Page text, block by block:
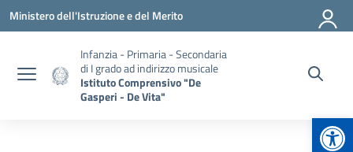
Vai ai contenuti
Vai al menu di navigazione
Vai al footer
Ministero dell'Istruzione e del Merito
Infanzia - Primaria - Secondaria
di I grado ad indirizzo musicale
Istituto Comprensivo "De
Gasperi - De Vita"